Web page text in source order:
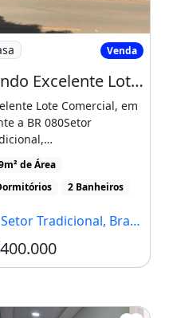
Tradicional
Vendo Excelente Lote
Venda
Vendo Excelente Lote Comercial, Frente a Br 080, Setor Tradicional Brazlândia/Df
Lote Comercial, em
a BR 080Setor
DFLote Medindo
[...]
de Área
2 Banheiros
Setor Tradicional, Brasília - DF